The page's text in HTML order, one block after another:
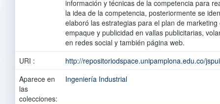
información y técnicas de la competencia para
la idea de la competencia, posteriormente se
elaboró las estrategias para el plan de
empaque y publicidad en vallas publicitarias,
en redes social y también página web.
URI :
http://repositoriodspace.unipamplona.edu.co/
Aparece en
las
colecciones:
Ingeniería Industrial